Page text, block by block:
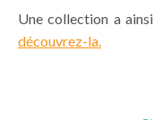
Une collection a
découvrez-la.